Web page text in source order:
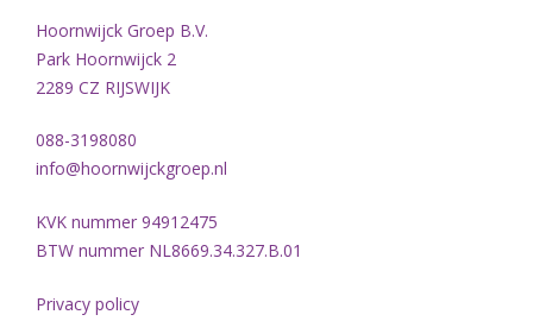
Hoornwijck Groep B.V.
Park Hoornwijck 2
2289 CZ RIJSWIJK
088-3198080
info@hoornwijckgroep.nl
KVK nummer 94912475
BTW nummer NL8669.34.327.B.01
Privacy policy